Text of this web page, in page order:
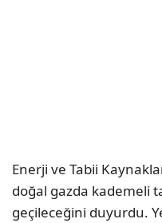
Enerji ve Tabii
doğal gazda kademeli
geçileceğini duyurdu.